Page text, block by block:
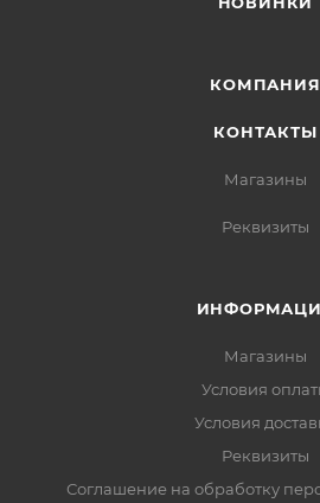
КОМПАНИЯ
КОНТАКТЫ
Магазины
Реквизиты
Магазины
Условия
Условия
Реквизиты
Соглашение на обработку